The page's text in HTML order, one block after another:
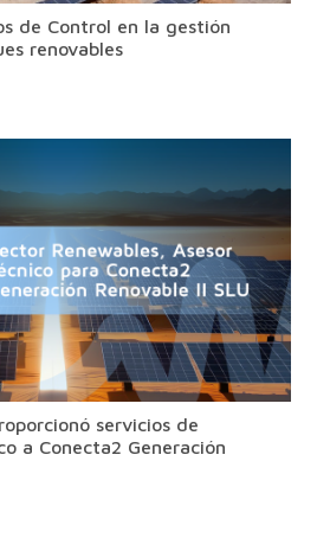
de Control en la gestión
renovables
servicios de
a Conecta2 Generación